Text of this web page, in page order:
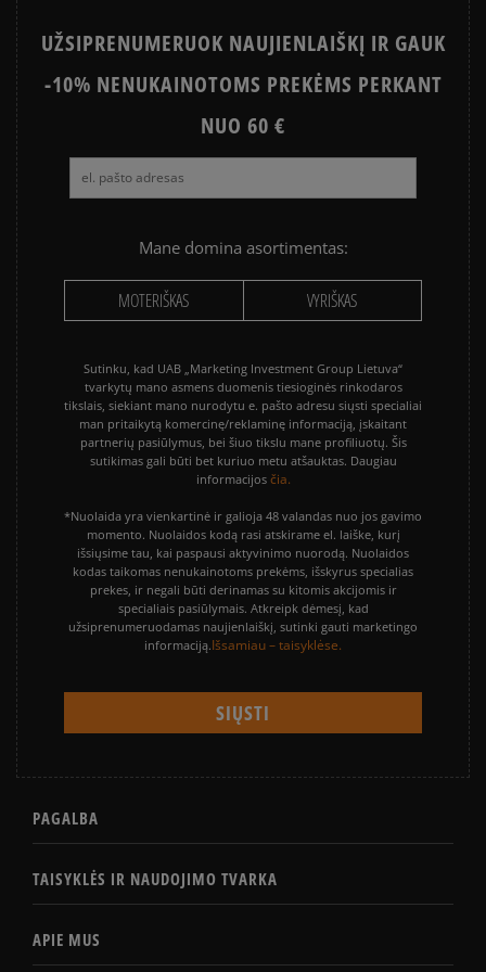
UŽSIPRENUMERUOK NAUJIENLAIŠKĮ IR GAUK
-10% NENUKAINOTOMS PREKĖMS PERKANT
NUO 60 €
Mane domina asortimentas:
MOTERIŠKAS VYRIŠKAS
Sutinku, kad UAB „Marketing Investment Group Lietuva“
tvarkytų mano asmens duomenis tiesioginės rinkodaros
tikslais, siekiant mano nurodytu e. pašto adresu siųsti specialiai
man pritaikytą komercinę/reklaminę informaciją, įskaitant
partnerių pasiūlymus, bei šiuo tikslu mane profiliuotų. Šis
sutikimas gali būti bet kuriuo metu atšauktas. Daugiau
informacijos čia.
*Nuolaida yra vienkartinė ir galioja 48 valandas nuo jos gavimo
momento. Nuolaidos kodą rasi atskirame el. laiške, kurį
išsiųsime tau, kai paspausi aktyvinimo nuorodą. Nuolaidos
kodas taikomas nenukainotoms prekėms, išskyrus specialias
prekes, ir negali būti derinamas su kitomis akcijomis ir
specialiais pasiūlymais. Atkreipk dėmesį, kad
užsiprenumeruodamas naujienlaiškį, sutinki gauti marketingo
informaciją.Išsamiau – taisyklėse.
PAGALBA
TAISYKLĖS IR NAUDOJIMO TVARKA
APIE MUS